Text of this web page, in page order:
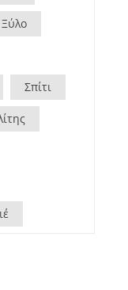
Ξύλο
Σπίτι